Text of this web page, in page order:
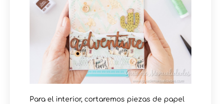
Para el interior, cortaremos piezas de papel